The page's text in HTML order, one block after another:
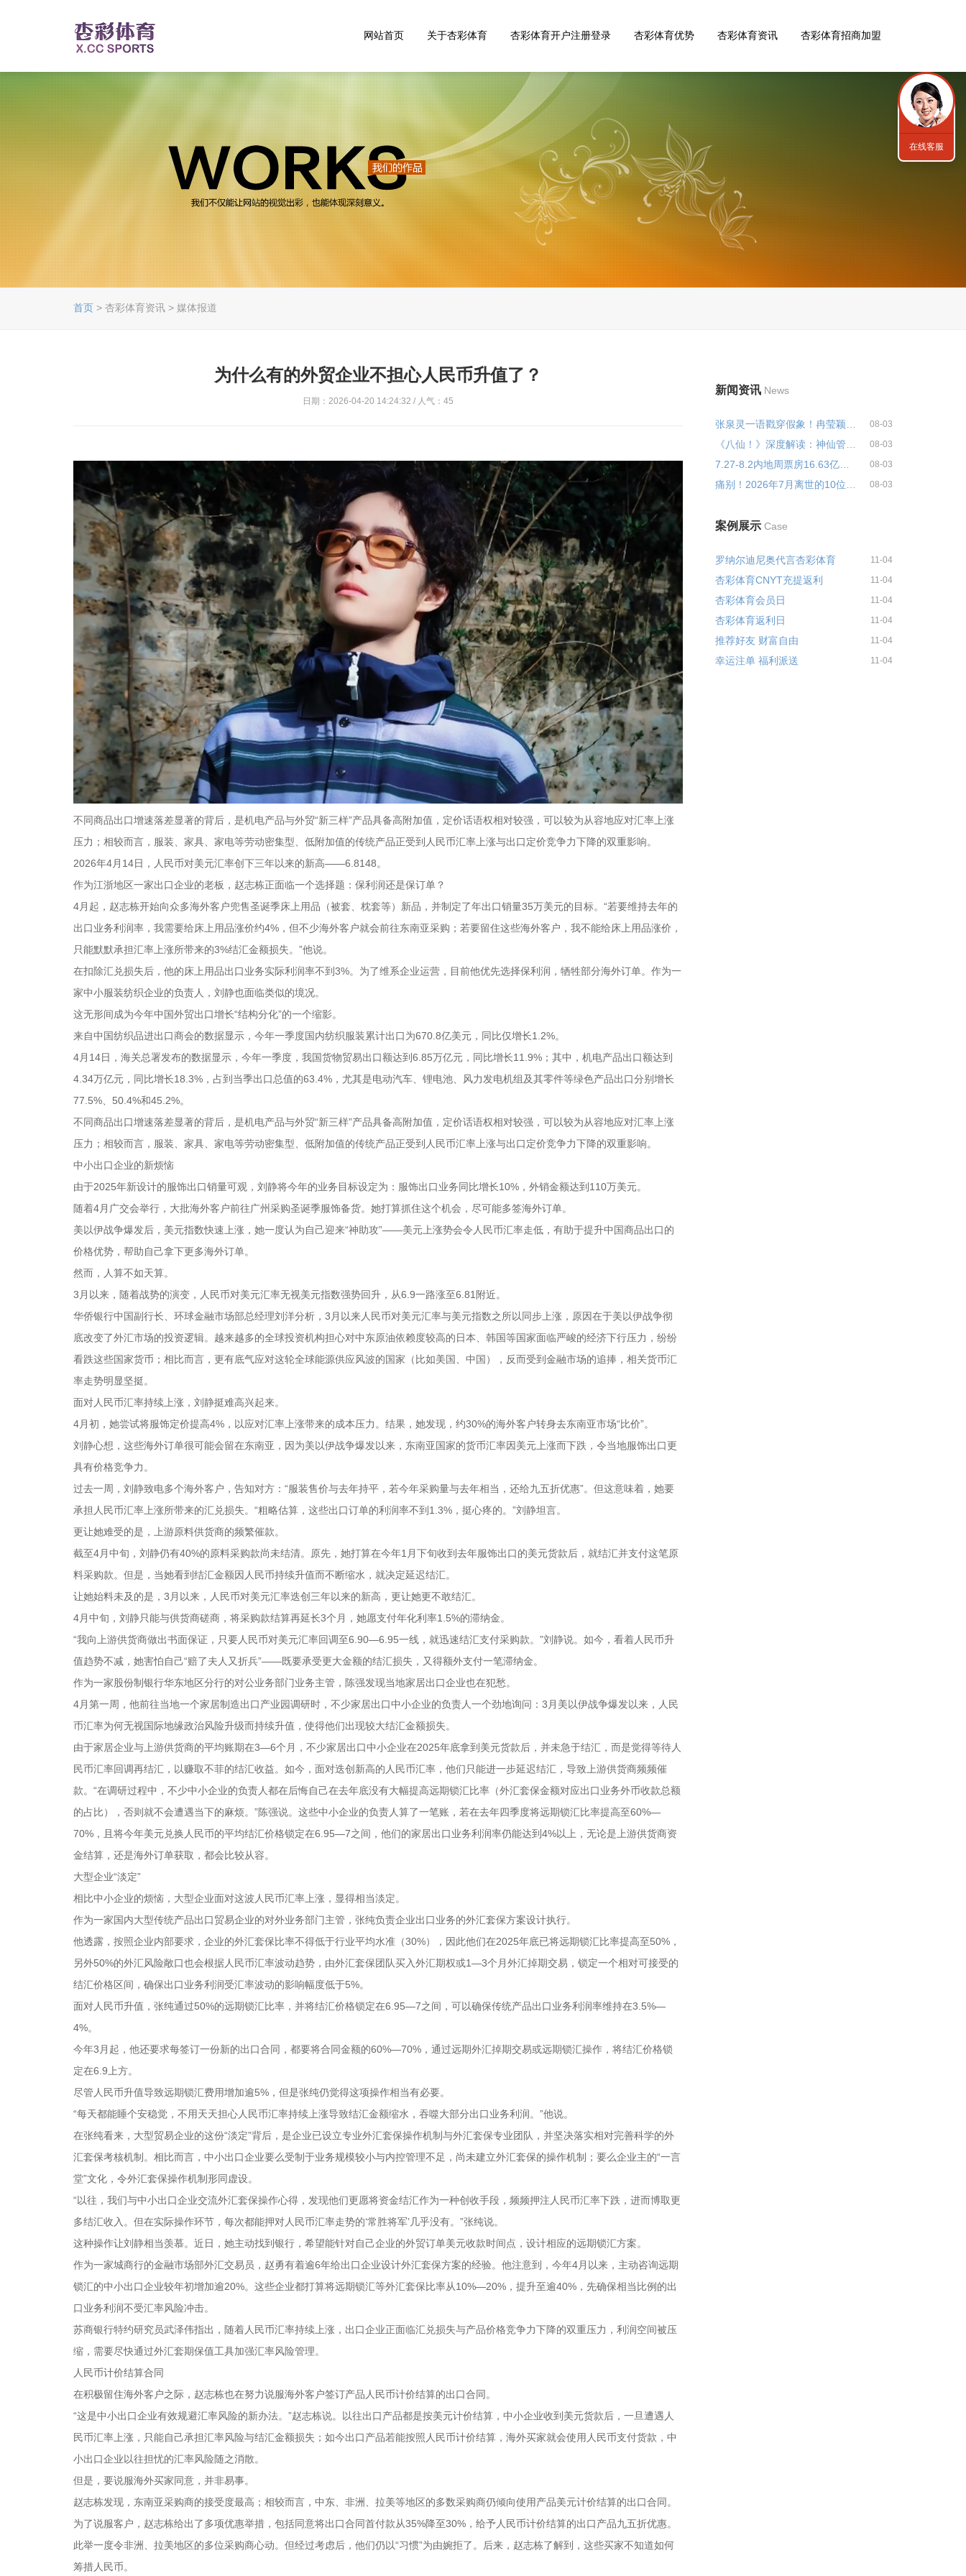
网站首页 关于杏彩体育 杏彩体育开户注册登录 杏彩体育优势 杏彩体育资讯 杏彩体育招商加盟
首页 > 杏彩体育资讯 > 媒体报道
为什么有的外贸企业不担心人民币升值了？
日期：2026-04-20 14:24:32 / 人气：45
不同商品出口增速落差显著的背后，是机电产品与外贸“新三样”产品具备高附加值，定价话语权相对较强，可以较为从容地应对汇率上涨
压力；相较而言，服装、家具、家电等劳动密集型、低附加值的传统产品正受到人民币汇率上涨与出口定价竞争力下降的双重影响。
2026年4月14日，人民币对美元汇率创下三年以来的新高——6.8148。
作为江浙地区一家出口企业的老板，赵志栋正面临一个选择题：保利润还是保订单？
4月起，赵志栋开始向众多海外客户兜售圣诞季床上用品（被套、枕套等）新品，并制定了年出口销量35万美元的目标。“若要维持去年的
出口业务利润率，我需要给床上用品涨价约4%，但不少海外客户就会前往东南亚采购；若要留住这些海外客户，我不能给床上用品涨价，
只能默默承担汇率上涨所带来的3%结汇金额损失。”他说。
在扣除汇兑损失后，他的床上用品出口业务实际利润率不到3%。为了维系企业运营，目前他优先选择保利润，牺牲部分海外订单。作为一
家中小服装纺织企业的负责人，刘静也面临类似的境况。
这无形间成为今年中国外贸出口增长“结构分化”的一个缩影。
来自中国纺织品进出口商会的数据显示，今年一季度国内纺织服装累计出口为670.8亿美元，同比仅增长1.2%。
4月14日，海关总署发布的数据显示，今年一季度，我国货物贸易出口额达到6.85万亿元，同比增长11.9%；其中，机电产品出口额达到
4.34万亿元，同比增长18.3%，占到当季出口总值的63.4%，尤其是电动汽车、锂电池、风力发电机组及其零件等绿色产品出口分别增长
77.5%、50.4%和45.2%。
不同商品出口增速落差显著的背后，是机电产品与外贸“新三样”产品具备高附加值，定价话语权相对较强，可以较为从容地应对汇率上涨
压力；相较而言，服装、家具、家电等劳动密集型、低附加值的传统产品正受到人民币汇率上涨与出口定价竞争力下降的双重影响。
中小出口企业的新烦恼
由于2025年新设计的服饰出口销量可观，刘静将今年的业务目标设定为：服饰出口业务同比增长10%，外销金额达到110万美元。
随着4月广交会举行，大批海外客户前往广州采购圣诞季服饰备货。她打算抓住这个机会，尽可能多签海外订单。
美以伊战争爆发后，美元指数快速上涨，她一度认为自己迎来“神助攻”——美元上涨势会令人民币汇率走低，有助于提升中国商品出口的
价格优势，帮助自己拿下更多海外订单。
然而，人算不如天算。
3月以来，随着战势的演变，人民币对美元汇率无视美元指数强势回升，从6.9一路涨至6.81附近。
华侨银行中国副行长、环球金融市场部总经理刘洋分析，3月以来人民币对美元汇率与美元指数之所以同步上涨，原因在于美以伊战争彻
底改变了外汇市场的投资逻辑。越来越多的全球投资机构担心对中东原油依赖度较高的日本、韩国等国家面临严峻的经济下行压力，纷纷
看跌这些国家货币；相比而言，更有底气应对这轮全球能源供应风波的国家（比如美国、中国），反而受到金融市场的追捧，相关货币汇
率走势明显坚挺。
面对人民币汇率持续上涨，刘静挺难高兴起来。
4月初，她尝试将服饰定价提高4%，以应对汇率上涨带来的成本压力。结果，她发现，约30%的海外客户转身去东南亚市场“比价”。
刘静心想，这些海外订单很可能会留在东南亚，因为美以伊战争爆发以来，东南亚国家的货币汇率因美元上涨而下跌，令当地服饰出口更
具有价格竞争力。
过去一周，刘静致电多个海外客户，告知对方：“服装售价与去年持平，若今年采购量与去年相当，还给九五折优惠”。但这意味着，她要
承担人民币汇率上涨所带来的汇兑损失。“粗略估算，这些出口订单的利润率不到1.3%，挺心疼的。”刘静坦言。
更让她难受的是，上游原料供货商的频繁催款。
截至4月中旬，刘静仍有40%的原料采购款尚未结清。原先，她打算在今年1月下旬收到去年服饰出口的美元货款后，就结汇并支付这笔原
料采购款。但是，当她看到结汇金额因人民币持续升值而不断缩水，就决定延迟结汇。
让她始料未及的是，3月以来，人民币对美元汇率迭创三年以来的新高，更让她更不敢结汇。
4月中旬，刘静只能与供货商磋商，将采购款结算再延长3个月，她愿支付年化利率1.5%的滞纳金。
“我向上游供货商做出书面保证，只要人民币对美元汇率回调至6.90—6.95一线，就迅速结汇支付采购款。”刘静说。如今，看着人民币升
值趋势不减，她害怕自己“赔了夫人又折兵”——既要承受更大金额的结汇损失，又得额外支付一笔滞纳金。
作为一家股份制银行华东地区分行的对公业务部门业务主管，陈强发现当地家居出口企业也在犯愁。
4月第一周，他前往当地一个家居制造出口产业园调研时，不少家居出口中小企业的负责人一个劲地询问：3月美以伊战争爆发以来，人民
币汇率为何无视国际地缘政治风险升级而持续升值，使得他们出现较大结汇金额损失。
由于家居企业与上游供货商的平均账期在3—6个月，不少家居出口中小企业在2025年底拿到美元货款后，并未急于结汇，而是觉得等待人
民币汇率回调再结汇，以赚取不菲的结汇收益。如今，面对迭创新高的人民币汇率，他们只能进一步延迟结汇，导致上游供货商频频催
款。“在调研过程中，不少中小企业的负责人都在后悔自己在去年底没有大幅提高远期锁汇比率（外汇套保金额对应出口业务外币收款总额
的占比），否则就不会遭遇当下的麻烦。”陈强说。这些中小企业的负责人算了一笔账，若在去年四季度将远期锁汇比率提高至60%—
70%，且将今年美元兑换人民币的平均结汇价格锁定在6.95—7之间，他们的家居出口业务利润率仍能达到4%以上，无论是上游供货商资
金结算，还是海外订单获取，都会比较从容。
大型企业“淡定”
相比中小企业的烦恼，大型企业面对这波人民币汇率上涨，显得相当淡定。
作为一家国内大型传统产品出口贸易企业的对外业务部门主管，张纯负责企业出口业务的外汇套保方案设计执行。
他透露，按照企业内部要求，企业的外汇套保比率不得低于行业平均水准（30%），因此他们在2025年底已将远期锁汇比率提高至50%，
另外50%的外汇风险敞口也会根据人民币汇率波动趋势，由外汇套保团队买入外汇期权或1—3个月外汇掉期交易，锁定一个相对可接受的
结汇价格区间，确保出口业务利润受汇率波动的影响幅度低于5%。
面对人民币升值，张纯通过50%的远期锁汇比率，并将结汇价格锁定在6.95—7之间，可以确保传统产品出口业务利润率维持在3.5%—
4%。
今年3月起，他还要求每签订一份新的出口合同，都要将合同金额的60%—70%，通过远期外汇掉期交易或远期锁汇操作，将结汇价格锁
定在6.9上方。
尽管人民币升值导致远期锁汇费用增加逾5%，但是张纯仍觉得这项操作相当有必要。
“每天都能睡个安稳觉，不用天天担心人民币汇率持续上涨导致结汇金额缩水，吞噬大部分出口业务利润。”他说。
在张纯看来，大型贸易企业的这份“淡定”背后，是企业已设立专业外汇套保操作机制与外汇套保专业团队，并坚决落实相对完善科学的外
汇套保考核机制。相比而言，中小出口企业要么受制于业务规模较小与内控管理不足，尚未建立外汇套保的操作机制；要么企业主的“一言
堂”文化，令外汇套保操作机制形同虚设。
“以往，我们与中小出口企业交流外汇套保操作心得，发现他们更愿将资金结汇作为一种创收手段，频频押注人民币汇率下跌，进而博取更
多结汇收入。但在实际操作环节，每次都能押对人民币汇率走势的‘常胜将军’几乎没有。”张纯说。
这种操作让刘静相当羡慕。近日，她主动找到银行，希望能针对自己企业的外贸订单美元收款时间点，设计相应的远期锁汇方案。
作为一家城商行的金融市场部外汇交易员，赵勇有着逾6年给出口企业设计外汇套保方案的经验。他注意到，今年4月以来，主动咨询远期
锁汇的中小出口企业较年初增加逾20%。这些企业都打算将远期锁汇等外汇套保比率从10%—20%，提升至逾40%，先确保相当比例的出
口业务利润不受汇率风险冲击。
苏商银行特约研究员武泽伟指出，随着人民币汇率持续上涨，出口企业正面临汇兑损失与产品价格竞争力下降的双重压力，利润空间被压
缩，需要尽快通过外汇套期保值工具加强汇率风险管理。
人民币计价结算合同
在积极留住海外客户之际，赵志栋也在努力说服海外客户签订产品人民币计价结算的出口合同。
“这是中小出口企业有效规避汇率风险的新办法。”赵志栋说。以往出口产品都是按美元计价结算，中小企业收到美元货款后，一旦遭遇人
民币汇率上涨，只能自己承担汇率风险与结汇金额损失；如今出口产品若能按照人民币计价结算，海外买家就会使用人民币支付货款，中
小出口企业以往担忧的汇率风险随之消散。
但是，要说服海外买家同意，并非易事。
赵志栋发现，东南亚采购商的接受度最高；相较而言，中东、非洲、拉美等地区的多数采购商仍倾向使用产品美元计价结算的出口合同。
为了说服客户，赵志栋给出了多项优惠举措，包括同意将出口合同首付款从35%降至30%，给予人民币计价结算的出口产品九五折优惠。
此举一度令非洲、拉美地区的多位采购商心动。但经过考虑后，他们仍以“习惯”为由婉拒了。后来，赵志栋了解到，这些买家不知道如何
筹措人民币。
新闻资讯 News
08-03
08-03
7.27-8.2内地周票房16.63亿大涨3... 08-03
08-03
案例展示 Case
罗纳尔迪尼奥代言杏彩体育 11-04
杏彩体育CNYT充提返利 11-04
杏彩体育会员日 11-04
杏彩体育返利日 11-04
推荐好友 财富自由 11-04
幸运注单 福利派送 11-04
在线客服